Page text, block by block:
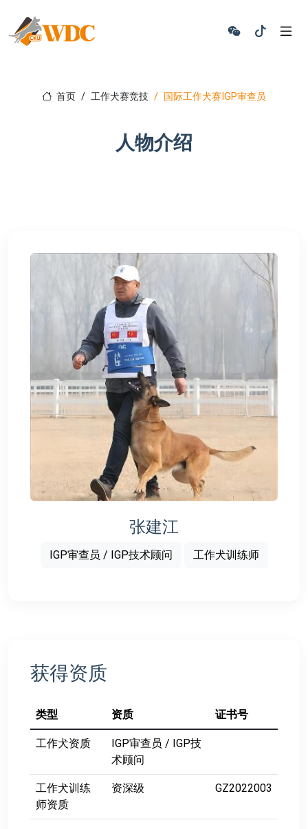
首页 工作犬赛竞技 国际工作犬赛IGP审查员
人物介绍
张建江
IGP审查员 / IGP技术顾问 工作犬训练师
获得资质
类型 资质 证书号
工作犬资质
IGP审查员 / IGP技
术顾问
工作犬训练
师资质
资深级 GZ2022003